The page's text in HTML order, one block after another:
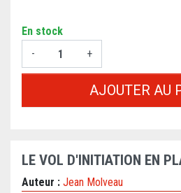
En stock
-
+
AJOUTER AU
LE VOL D'INITIATION EN
Auteur : Jean Molveau